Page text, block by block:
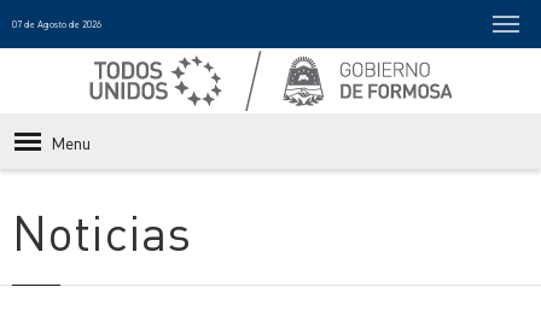
07 de Agosto de 2026
Menu
Noticias